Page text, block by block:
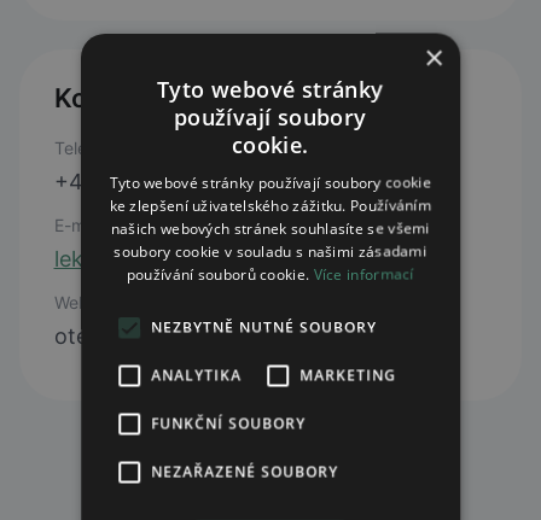
Kontakty
Telefon
+420 311 745 101
E-mail
lekarnaberoun@senimed.cz
Web
otevřít web
×
Tyto webové stránky
používají soubory
cookie.
Tyto webové stránky používají soubory cookie
ke zlepšení uživatelského zážitku. Používáním
našich webových stránek souhlasíte se všemi
soubory cookie v souladu s našimi zásadami
používání souborů cookie. Více informací
NEZBYTNĚ NUTNÉ SOUBORY
ANALYTIKA MARKETING
FUNKČNÍ SOUBORY
NEZAŘAZENÉ SOUBORY